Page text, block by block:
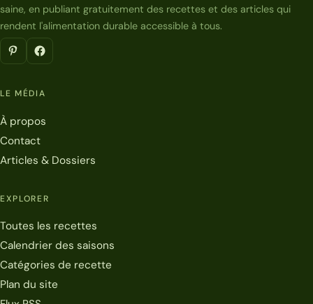
saine, en publiant gratuitement des recettes et des articles qui
rendent l'alimentation durable accessible à tous.
LE MÉDIA
À propos
Contact
Articles & Dossiers
EXPLORER
Toutes les recettes
Calendrier des saisons
Catégories de recette
Plan du site